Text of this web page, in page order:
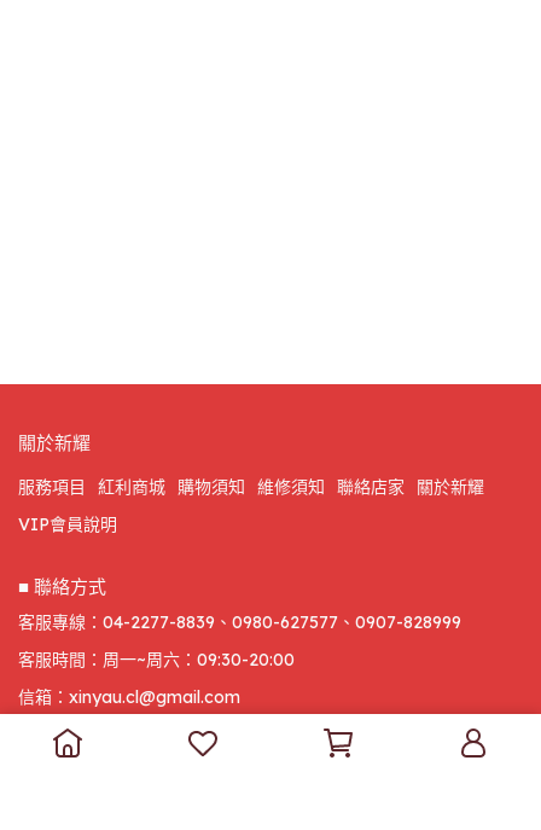
關於新耀
服務項目 紅利商城 購物須知 維修須知 聯絡店家
關於新耀
VIP會員說明
■ 聯絡方式
客服專線：04-2277-8839、0980-627577、0907-828999
客服時間：周一~周六：09:30-20:00
信箱：xinyau.cl@gmail.com
地址：台中市太平區中興東路332號